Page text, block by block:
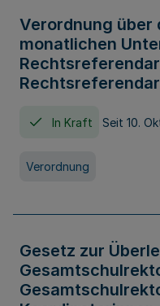
Verordnung über
monatlichen
In Kraft Seit 10.
Verordnung
Gesetz zur